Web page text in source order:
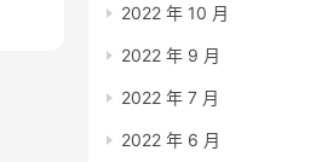
2022 年 10 月
2022 年 9 月
2022 年 7 月
2022 年 6 月